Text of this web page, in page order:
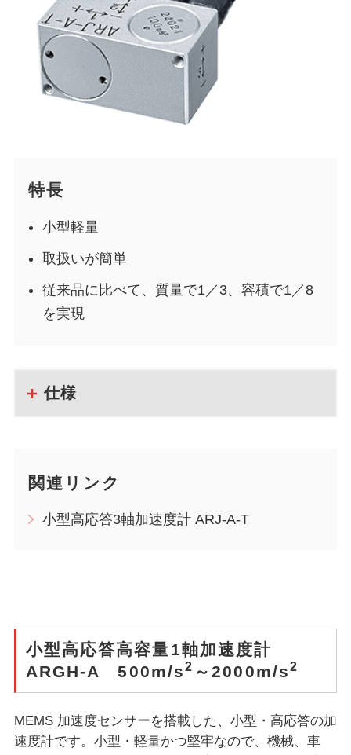
特長
小型軽量
取扱いが簡単
従来品に比べて、質量で1／3、容積で1／8
を実現
仕様
関連リンク
小型高応答3軸加速度計 ARJ-A-T
小型高応答高容量1軸加速度計
ARGH-A 500m/s2 ～2000m/s2
MEMS 加速度センサーを搭載した、小型・高応答の加
速度計です。小型・軽量かつ堅牢なので、機械、車